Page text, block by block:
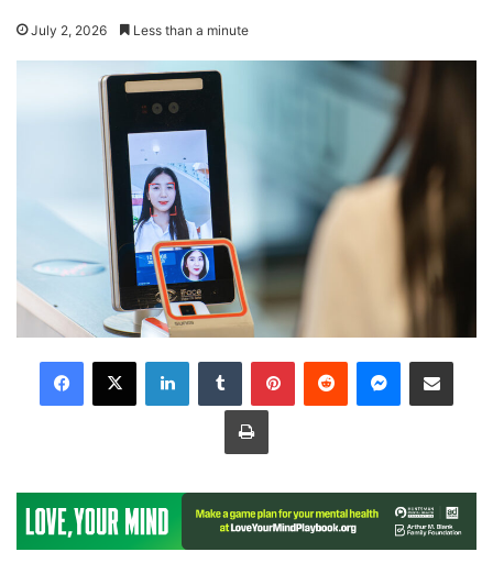
July 2, 2026 Less than a minute
LinkedInTumblr PinterestReddit Messenger
Share via Email
Print